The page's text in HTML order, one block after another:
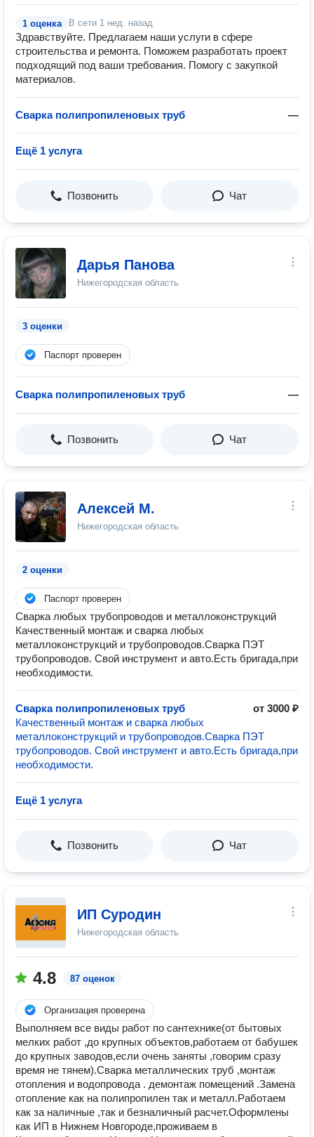
1 оценка В сети 1 нед. назад
Здравствуйте. Предлагаем наши услуги в сфере
строительства и ремонта. Поможем разработать проект
подходящий под ваши требования. Помогу с закупкой
материалов.
Сварка полипропиленовых труб —
Ещё 1 услуга
Позвонить Чат
Дарья Панова
Нижегородская область
3 оценки
Паспорт проверен
Сварка полипропиленовых труб —
Позвонить Чат
Алексей М.
Нижегородская область
2 оценки
Паспорт проверен
Сварка любых трубопроводов и металлоконструкций
Качественный монтаж и сварка любых
металлоконструкций и трубопроводов.Сварка ПЭТ
трубопроводов. Свой инструмент и авто.Есть бригада,при
необходимости.
Сварка полипропиленовых труб
от 3000 ₽
Качественный монтаж и сварка любых
металлоконструкций и трубопроводов.Сварка ПЭТ
трубопроводов. Свой инструмент и авто.Есть бригада,при
необходимости.
Ещё 1 услуга
Позвонить Чат
ИП Суродин
Нижегородская область
4.8 87 оценок
Организация проверена
Выполняем все виды работ по сантехнике(от бытовых
мелких работ ,до крупных объектов,работаем от бабушек
до крупных заводов,если очень заняты ,говорим сразу
время не тянем).Сварка металлических труб ,монтаж
отопления и водопровода . демонтаж помещений .Замена
отопление как на полипропилен так и металл.Работаем
как за наличные ,так и безналичный расчет.Оформлены
как ИП в Нижнем Новгороде,проживаем в